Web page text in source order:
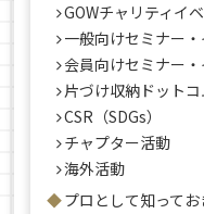
GOWチャリティイ
一般向けセミナー
会員向けセミナー
片づけ収納ドットコ
CSR（SDGs）
チャプター活動
海外活動
プロとして知って